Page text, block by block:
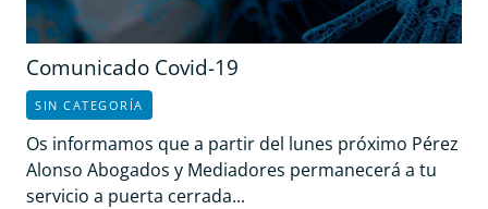
Comunicado Covid-19
SIN CATEGORÍA
Os informamos que a partir del lunes próximo Pérez
Alonso Abogados y Mediadores permanecerá a tu
servicio a puerta cerrada...